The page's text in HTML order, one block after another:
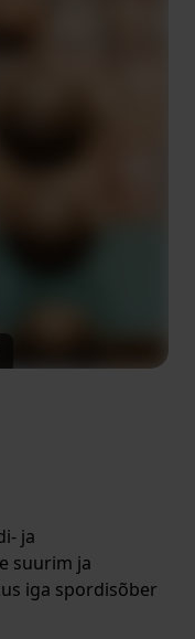
ja
suurim ja
iga spordisõber